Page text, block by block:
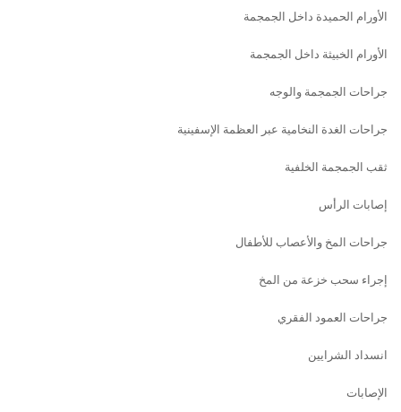
الأورام الحميدة داخل الجمجمة
الأورام الخبيثة داخل الجمجمة
جراحات الجمجمة والوجه
جراحات الغدة النخامية عبر العظمة الإسفينية
ثقب الجمجمة الخلفية
إصابات الرأس
جراحات المخ والأعصاب للأطفال
إجراء سحب خزعة من المخ
جراحات العمود الفقري
انسداد الشرايين
الإصابات